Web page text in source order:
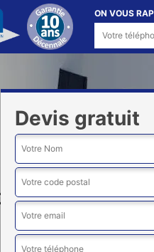
ON VOUS
Devis gratuit